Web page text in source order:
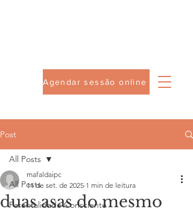
Agendar sessão online
Post
All Posts
Parentalidade Consciente
All Posts
duas asas do mesmo
mafaldaipc
11 de set. de 2025 1 min de leitura